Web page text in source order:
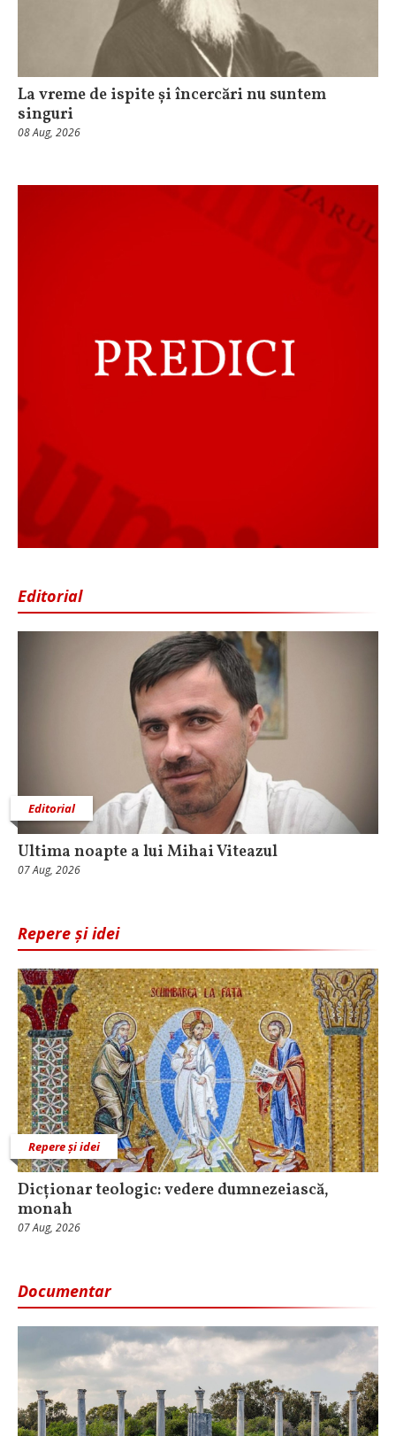
La vreme de ispite și încercări nu suntem
singuri
08 Aug, 2026
Editorial
Editorial
Ultima noapte a lui Mihai Viteazul
07 Aug, 2026
Repere și idei
Repere și idei
Dicționar teologic: vedere dumnezeiască,
monah
07 Aug, 2026
Documentar